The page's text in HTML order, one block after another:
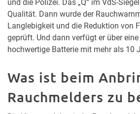
und die Polizei. Das „Q“ im VdS-
Qualität. Dann wurde der
Langlebigkeit und die Reduktion von
geprüft. Und dann verfügt er über
hochwertige Batterie mit mehr als 10
Was ist beim
Rauchmelders zu